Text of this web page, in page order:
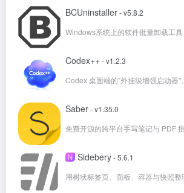
BCUninstaller- v5.8.2
Windows系统上的软件批量卸载工具
Codex++- v1.2.3
Codex 桌面端的"外挂级增强启动器"。
Saber- v1.35.0
N Sidebery- 5.6.1